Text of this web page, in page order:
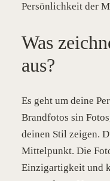
Persönlichkeit der
Was
aus?
Es geht um deine
Brandfotos sin
deinen Stil zeigen.
Mittelpunkt. Die
Einzigartigkeit und